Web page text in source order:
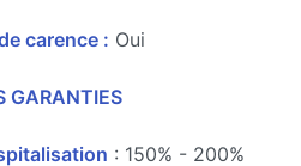
carence : Oui
GARANTIES
: 150% - 200%